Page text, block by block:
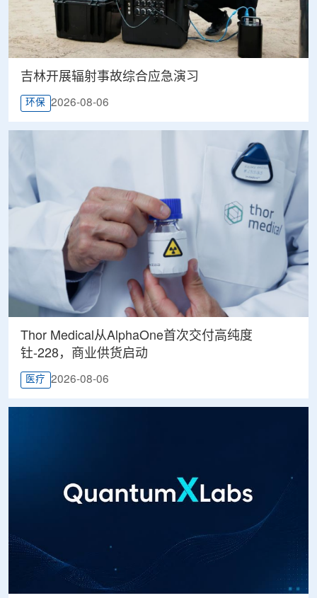
吉林开展辐射事故综合应急演习
环保 2026-08-06
Thor Medical从AlphaOne首次交付高纯度
钍-228，商业供货启动
医疗 2026-08-06